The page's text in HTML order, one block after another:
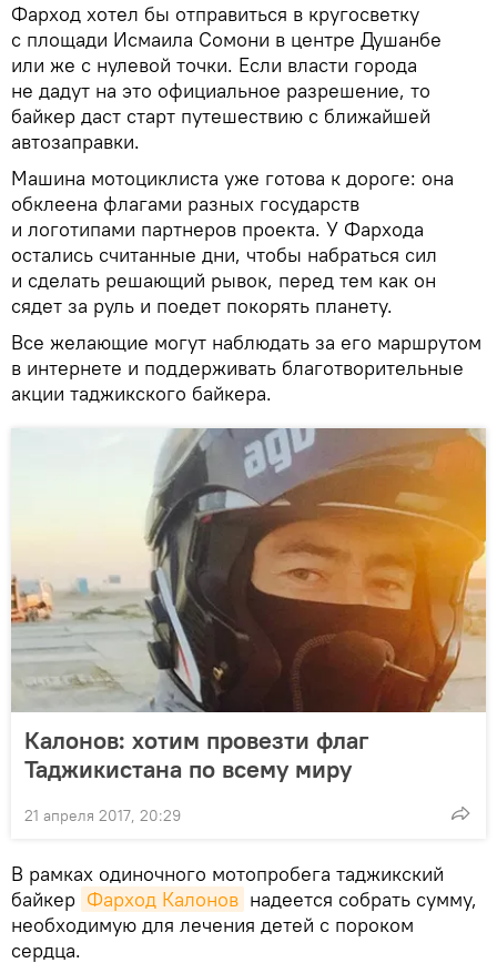
Фарход хотел бы отправиться в кругосветку
с площади Исмаила Сомони в центре Душанбе
или же с нулевой точки. Если власти города
не дадут на это официальное разрешение, то
байкер даст старт путешествию с ближайшей
автозаправки.
Машина мотоциклиста уже готова к дороге: она
обклеена флагами разных государств
и логотипами партнеров проекта. У Фархода
остались считанные дни, чтобы набраться сил
и сделать решающий рывок, перед тем как он
сядет за руль и поедет покорять планету.
Все желающие могут наблюдать за его маршрутом
в интернете и поддерживать благотворительные
акции таджикского байкера.
Калонов: хотим провезти флаг
Таджикистана по всему миру
21 апреля 2017, 20:29
В рамках одиночного мотопробега таджикский
байкер Фарход Калонов надеется собрать сумму,
необходимую для лечения детей с пороком
сердца.